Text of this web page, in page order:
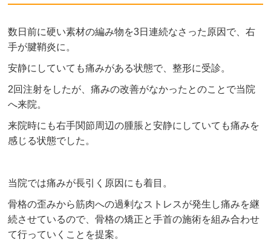
数日前に硬い素材の編み物を3日連続なさった原因で、右
手が腱鞘炎に。
安静にしていても痛みがある状態で、整形に受診。
2回注射をしたが、痛みの改善がなかったとのことで当院
へ来院。
来院時にも右手関節周辺の腫脹と安静にしていても痛みを
感じる状態でした。
当院では痛みが長引く原因にも着目。
骨格の歪みから筋肉への過剰なストレスが発生し痛みを継
続させているので、骨格の矯正と手首の施術を組み合わせ
て行っていくことを提案。